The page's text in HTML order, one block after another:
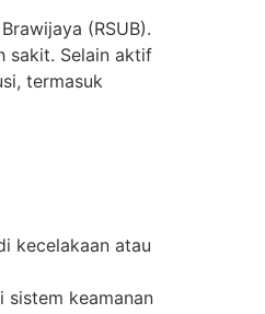
(RSUB).
sakit. Selain aktif
termasuk
kecelakaan atau
sistem keamanan